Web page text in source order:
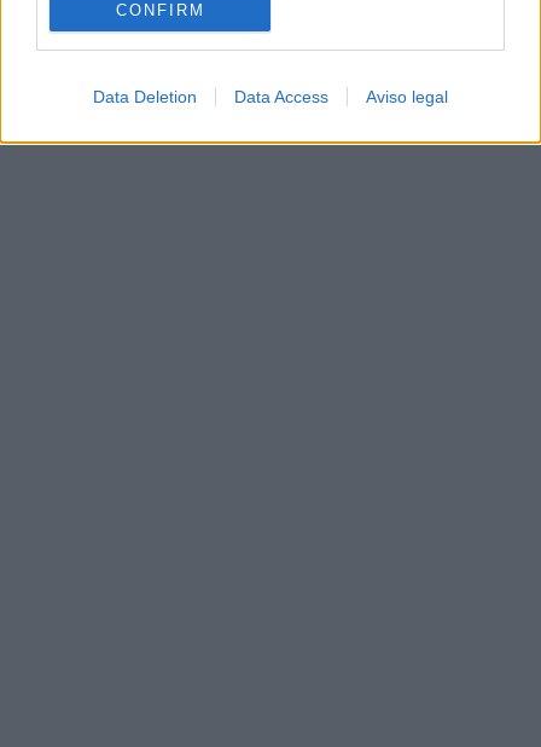
CONFIRM
Data Deletion Data Access Aviso legal